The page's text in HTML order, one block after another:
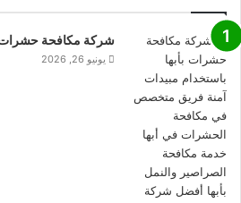
شركة مكافحة حشرات
يونيو 26, 2026